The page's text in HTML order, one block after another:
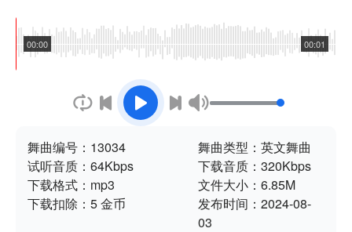
00:00 00:01
舞曲编号： 13034 舞曲类型： 英文舞曲
试听音质： 64Kbps 下载音质： 320Kbps
下载格式： mp3 文件大小： 6.85M
下载扣除： 5 金币 发布时间： 2024-08-
03